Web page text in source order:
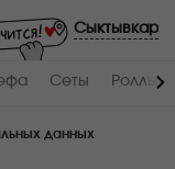
Сыктывкар
Сеты Роллы
данных